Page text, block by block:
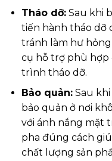
Tháo dỡ:Sau khi
tiến hành tháo dỡ
tránh làm hư
cụ hỗ trợ phù hợp
trình tháo dỡ.
Bảo quản:Sau khi
bảo quản ở nơi
với ánh nắng mặt
pha đúng cách
chất lượng sản